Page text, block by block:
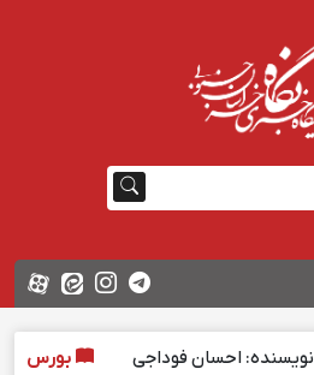
نویسنده: احسان فوداجی
بورس